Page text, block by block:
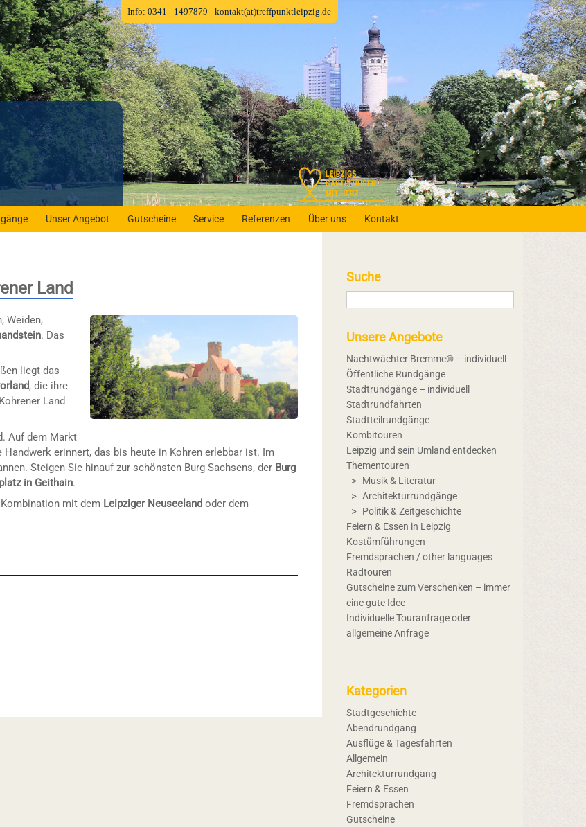
Unser Angebot Gutscheine Service Referenzen Über uns Kontakt
Land
Weiden,
. Das
liegt das
, die ihre
Land
Auf dem Markt
erinnert, das bis heute in Kohren erlebbar ist. Im
Steigen Sie hinauf zur schönsten Burg Sachsens, der Burg
in Geithain.
mit dem Leipziger Neuseeland oder dem
Suche
Unsere Angebote
Nachtwächter Bremme® – individuell
Öffentliche Rundgänge
Stadtrundgänge – individuell
Stadtrundfahrten
Stadtteilrundgänge
Kombitouren
Leipzig und sein Umland entdecken
Thementouren
Musik & Literatur
Architekturrundgänge
Politik & Zeitgeschichte
Feiern & Essen in Leipzig
Kostümführungen
Fremdsprachen / other languages
Radtouren
Gutscheine zum Verschenken – immer
eine gute Idee
Individuelle Touranfrage oder
allgemeine Anfrage
Kategorien
Stadtgeschichte
Abendrundgang
Ausflüge & Tagesfahrten
Allgemein
Architekturrundgang
Feiern & Essen
Fremdsprachen
Gutscheine
Info: 0341 - 1497879 - kontakt(at)treffpunktleipzig.de